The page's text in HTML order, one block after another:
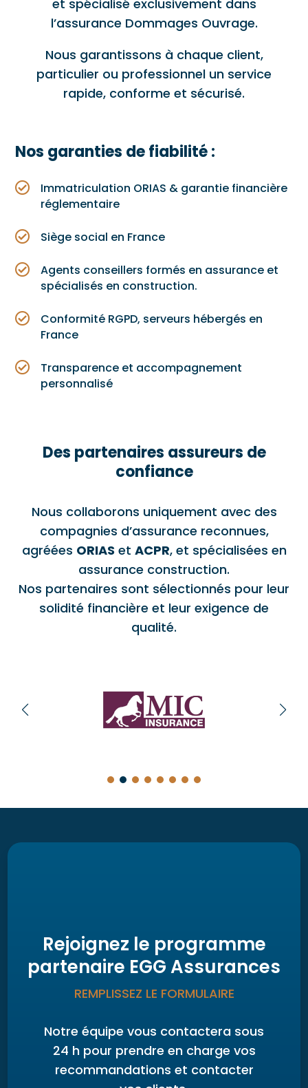
et spécialisé exclusivement dans
l’assurance Dommages Ouvrage.
Nous garantissons à chaque client,
particulier ou professionnel un service
rapide, conforme et sécurisé.
Nos garanties de fiabilité :

Immatriculation ORIAS & garantie financière
réglementaire
 Siège social en France

Agents conseillers formés en assurance et
spécialisés en construction.

Conformité RGPD, serveurs hébergés en
France

Transparence et accompagnement
personnalisé
Des partenaires assureurs de
confiance
Nous collaborons uniquement avec des
compagnies d’assurance reconnues,
agréées ORIAS et ACPR, et spécialisées en
assurance construction.
Nos partenaires sont sélectionnés pour leur
solidité financière et leur exigence de
qualité.
Rejoignez le programme
partenaire EGG Assurances
REMPLISSEZ LE FORMULAIRE
Notre équipe vous contactera sous
24 h pour prendre en charge vos
recommandations et contacter